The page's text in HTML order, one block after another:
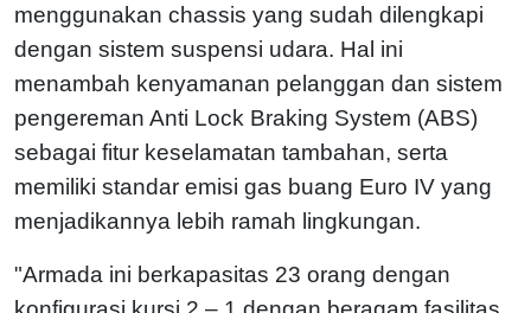
menggunakan chassis yang sudah dilengkapi
dengan sistem suspensi udara. Hal ini
menambah kenyamanan pelanggan dan sistem
pengereman Anti Lock Braking System (ABS)
sebagai fitur keselamatan tambahan, serta
memiliki standar emisi gas buang Euro IV yang
menjadikannya lebih ramah lingkungan.
"Armada ini berkapasitas 23 orang dengan